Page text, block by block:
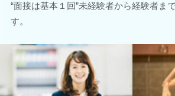
“面接は基本１回”未経験者から経験者ま
す。